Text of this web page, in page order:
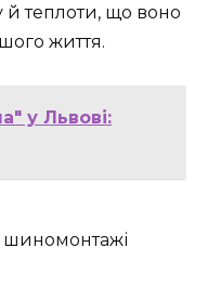
й теплоти, що воно
життя.
у Львові: